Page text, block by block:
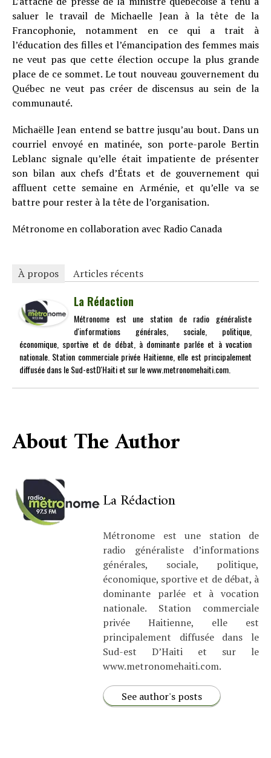
saluer le travail de Michaelle Jean à la tête de la
Francophonie, notamment en ce qui a trait à
l’éducation des filles et l’émancipation des femmes mais
ne veut pas que cette élection occupe la plus grande
place de ce sommet. Le tout nouveau gouvernement du
Québec ne veut pas créer de discensus au sein de la
communauté.
Michaëlle Jean entend se battre jusqu’au bout. Dans un
courriel envoyé en matinée, son porte-parole Bertin
Leblanc signale qu’elle était impatiente de présenter
son bilan aux chefs d’États et de gouvernement qui
affluent cette semaine en Arménie, et qu’elle va se
battre pour rester à la tête de l’organisation.
Métronome en collaboration avec Radio Canada
À propos Articles récents
La Rédaction
Métronome est une station de radio généraliste
d'informations générales, sociale, politique,
économique, sportive et de débat, à dominante parlée et à vocation
nationale. Station commerciale privée Haitienne, elle est principalement
diffusée dans le Sud-estD'Haiti et sur le www.metronomehaiti.com.
About The Author
La Rédaction
Métronome est une station de
radio généraliste d’informations
générales, sociale, politique,
économique, sportive et de débat, à
dominante parlée et à vocation
nationale. Station commerciale
privée Haitienne, elle est
principalement diffusée dans le
Sud-est D’Haiti et sur le
www.metronomehaiti.com.
See author's posts